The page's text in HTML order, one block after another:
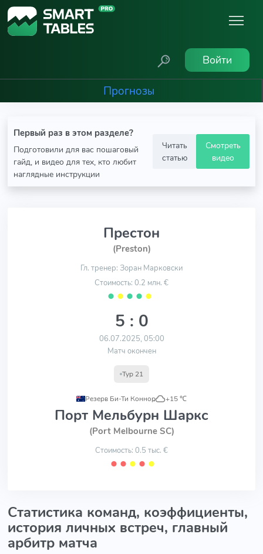
Войти
Прогнозы
Первый раз в этом разделе?
Подготовили для вас пошаговый
гайд, и видео для тех, кто любит
наглядные инструкции
Читать
статью
Смотреть
видео
Престон
(Preston)
Гл. тренер: Зоран Марковски
Стоимость: 0.2 млн. €
⬤ ⬤ ⬤ ⬤ ⬤
5 : 0
06.07.2025, 05:00
Матч окончен
Тур 21
Резерв Би-Ти Коннор
, +15 ℃
Порт Мельбурн Шаркс
(Port Melbourne SC)
Стоимость: 0.5 тыс. €
⬤ ⬤ ⬤ ⬤ ⬤
Статистика команд, коэффициенты,
история личных встреч, главный
арбитр матча